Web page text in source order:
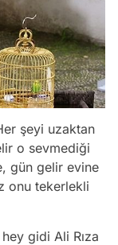
şeyi uzaktan
o sevmediği
gün gelir evine
onu tekerlekli
gidi Ali Rıza